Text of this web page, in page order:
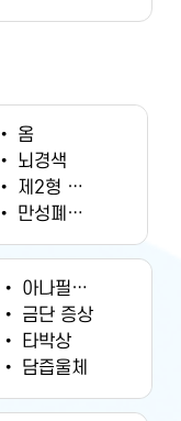
•
옴
•
뇌경색
•
제2형 당뇨병
• 만성폐쇄성폐질환
•
아나필락시스
•
금단 증상
•
타박상
• 담즙울체